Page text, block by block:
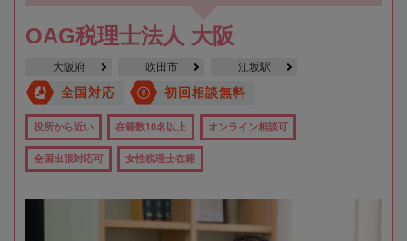
OAG税理士法人 大阪
大阪府 吹田市 江坂駅
全国対応 初回相談無料
役所から近い 在籍数10名以上 オンライン相談可
全国出張対応可 女性税理士在籍